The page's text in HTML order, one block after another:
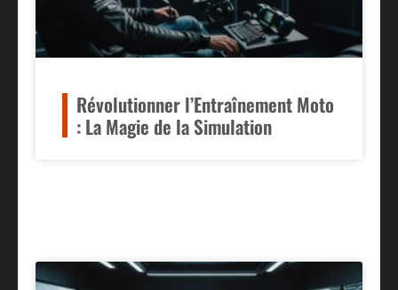
Révolutionner l’Entraînement Moto
: La Magie de la Simulation